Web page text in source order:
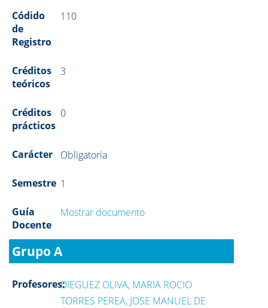
Códido
de
Registro
110
Créditos
teóricos
3
Créditos
prácticos
0
Carácter Obligatoria
Semestre 1
Guía
Docente
Mostrar documento
Grupo A
Profesores:DIEGUEZ OLIVA, MARIA ROCIO
TORRES PEREA, JOSE MANUEL DE